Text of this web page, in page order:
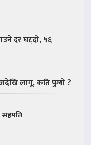
दर घट्दो, ५६
लागू, कति पुग्यो ?